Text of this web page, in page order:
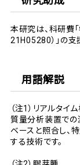
本研究は、科研費
21H05280）」の支
用語解説
（注1）リアルタイ
質量分析装置での
ベースと照合し、
する技術です。